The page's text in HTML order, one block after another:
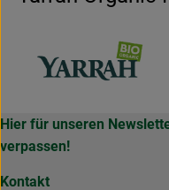
Hier für unseren
verpassen!
Kontakt